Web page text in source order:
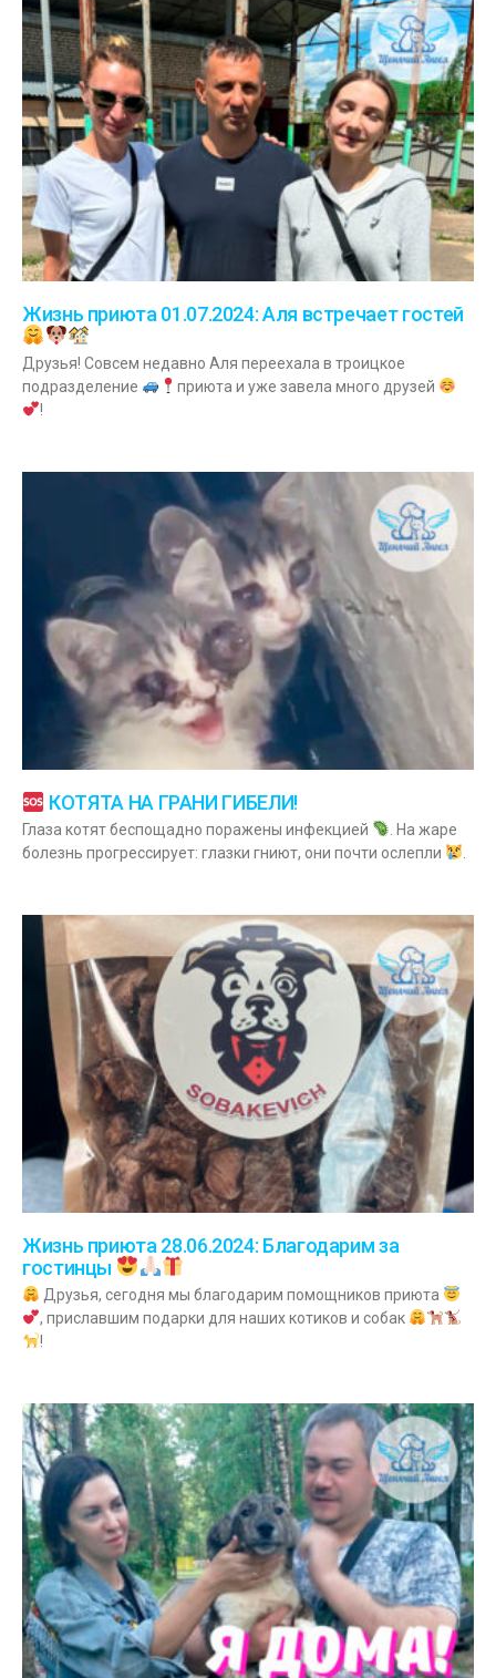
Жизнь приюта 01.07.2024: Аля встречает гостей
Друзья! Совсем недавно Аля переехала в троицкое
подразделение
приюта и уже завела много друзей
!
КОТЯТА НА ГРАНИ ГИБЕЛИ!
Глаза котят беспощадно поражены инфекцией
. На жаре
болезнь прогрессирует: глазки гниют, они почти ослепли
Жизнь приюта 28.06.2024: Благодарим за
гостинцы
Друзья, сегодня мы благодарим помощников приюта
, приславшим подарки для наших котиков и собак
!